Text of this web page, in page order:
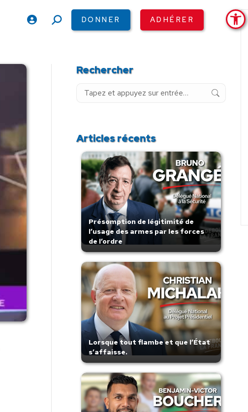
RechercheDONNER ADHÉRER
Rechercher
Recherche
Articles récents
Présomption de légitimité de
l’usage des armes par les forces
de l’ordre
Lorsque tout flambe et que l’État
s’affaisse.